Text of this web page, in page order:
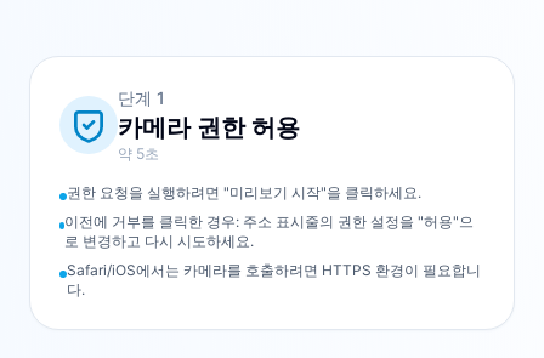
단계 1
카메라 권한 허용
약 5초
권한 요청을 실행하려면 "미리보기 시작"을 클릭하세요.
이전에 거부를 클릭한 경우: 주소 표시줄의 권한 설정을 "허용"으
로 변경하고 다시 시도하세요.
Safari/iOS에서는 카메라를 호출하려면 HTTPS 환경이 필요합니
다.